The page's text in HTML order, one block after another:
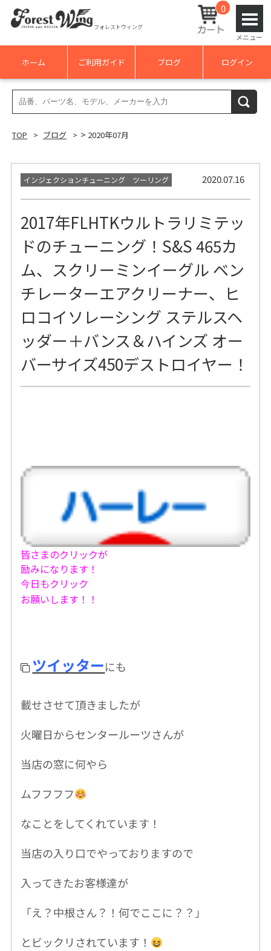
フォレストウィング
ホーム ご利用ガイド ブログ ログイン
0
メニュー
検
索
果:
検索
TOP ブログ > 2020年07月
2020.07.16
インジェクションチューニング ツーリング
2017年FLHTKウルトラリミテッ
ドのチューニング！S&S 465カ
ム、スクリーミンイーグル ベン
チレーターエアクリーナー、ヒ
ロコイソレーシング ステルスヘ
ッダー＋バンス＆ハインズ オー
バーサイズ450デストロイヤー！
皆さまのクリックが
励みになります！
今日もクリック
お願いします！！
ツイッターにも
載せさせて頂きましたが
火曜日からセンタールーツさんが
当店の窓に何やら
ムフフフフ
なことをしてくれています！
当店の入り口でやっておりますので
入ってきたお客様達が
「え？中根さん？！何でここに？？」
とビックリされています！